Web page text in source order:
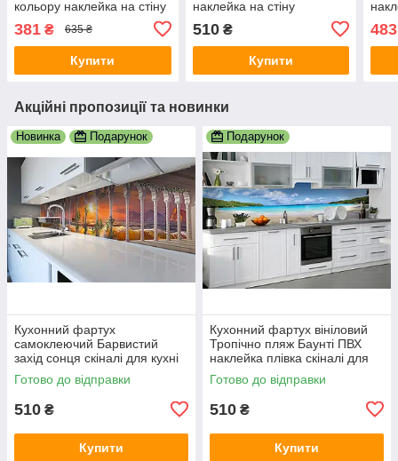
кольору наклейка на стіну
381 ₴ 635 ₴
Купити
наклейка на стіну
510₴
Купити
483
Акційні пропозиції та новинки
Новинка Подарунок
Кухонний фартух
самоклеючий Барвистий
захід сонця скіналі для кухні
наклейка ПВХ колони море
корабель 600х2000 мм
Готово до відправки
510 ₴
Купити
Подарунок
Кухонний фартух вініловий
Тропічно пляж Баунті ПВХ
наклейка плівка скіналі для
кухні блакитний 600х2000 мм
Готово до відправки
510 ₴
Купити